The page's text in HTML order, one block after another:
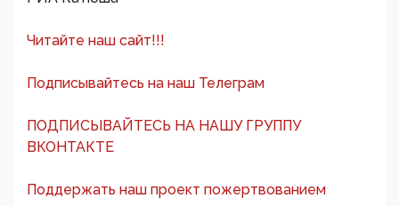
Читайте наш сайт!!!
Подписывайтесь на наш Телеграм
ПОДПИСЫВАЙТЕСЬ НА НАШУ ГРУППУ
ВКОНТАКТЕ
Поддержать наш проект пожертвованием